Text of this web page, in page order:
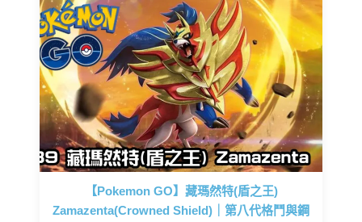
【Pokemon GO】藏瑪然特(盾之王)
Zamazenta(Crowned Shield)｜第八代格鬥與鋼